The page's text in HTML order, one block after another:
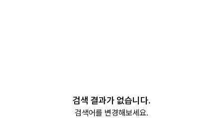
검색 결과가 없습니다.
검색어를 변경해보세요.